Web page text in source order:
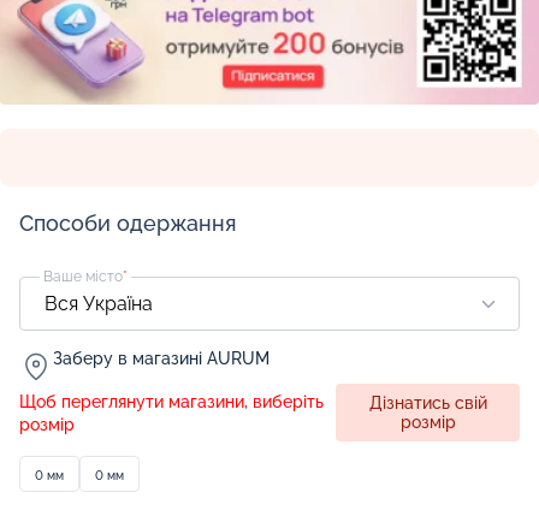
Способи одержання
Ваше місто*
Заберу в магазині AURUM
Щоб переглянути магазини, виберіть
розмір
Дізнатись свій
розмір
0 мм 0 мм